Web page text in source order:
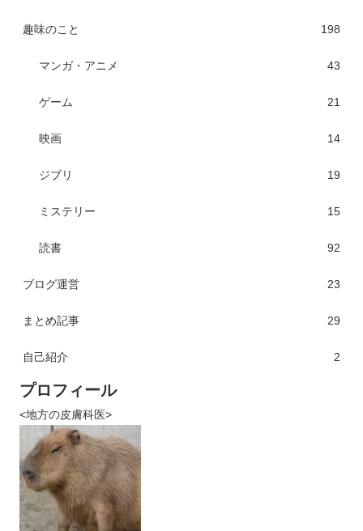
趣味のこと 198
マンガ・アニメ 43
ゲーム 21
映画 14
ジブリ 19
ミステリー 15
読書 92
ブログ運営 23
まとめ記事 29
自己紹介 2
プロフィール
<地方の皮膚科医>